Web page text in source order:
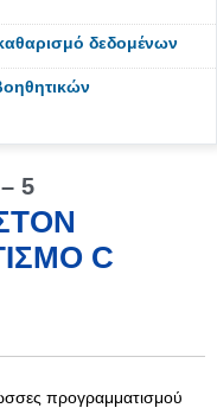
δεδομένων
5
C
προγραμματισμού